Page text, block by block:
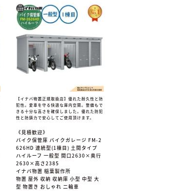
【イナバ物置正規取扱店】優れた耐久性と防
犯性。愛車を守る快適な庫内空間。整備もで
きる十分な高さを確保しました。優れた防犯
性と防錆力で安心してご使用頂けます。
《見積歓迎》
バイク保管庫 バイクガレージ FM-2
626HD 連続型(1棟目) 土間タイプ
ハイルーフ 一般型 間口2630×奥行
2630×高さ2385
イナバ物置 稲葉製作所
物置 屋外 収納 収納庫 小型 中型 大
型 物置き おしゃれ 二輪車